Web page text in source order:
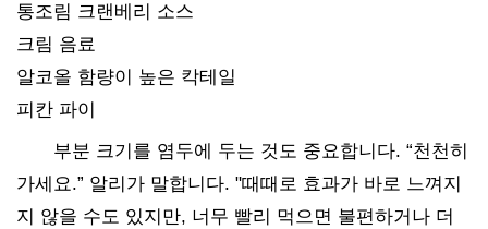
통조림 크랜베리 소스
크림 음료
알코올 함량이 높은 칵테일
피칸 파이
부분 크기를 염두에 두는 것도 중요합니다. “천천히
가세요.” 알리가 말합니다. "때때로 효과가 바로 느껴지
지 않을 수도 있지만, 너무 빨리 먹으면 불편하거나 더